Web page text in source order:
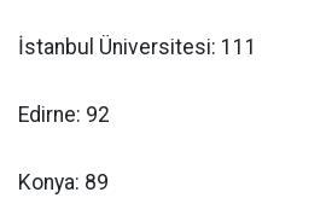
İstanbul Üniversitesi: 111
Edirne: 92
Konya: 89